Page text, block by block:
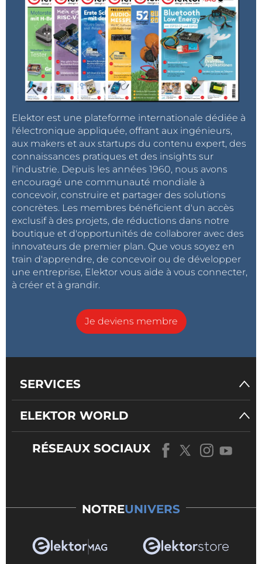
Elektor est une plateforme internationale dédiée à
l'électronique appliquée, offrant aux ingénieurs,
aux makers et aux startups du contenu expert, des
connaissances pratiques et des insights sur
l'industrie. Depuis les années 1960, nous avons
encouragé une communauté mondiale à
concevoir, construire et partager des solutions
concrètes. Les membres bénéficient d'un accès
exclusif à des projets, de réductions dans notre
boutique et d'opportunités de collaborer avec des
innovateurs de premier plan. Que vous soyez en
train d'apprendre, de concevoir ou de développer
une entreprise, Elektor vous aide à vous connecter,
à créer et à grandir.
Je deviens membre
SERVICES
ELEKTOR WORLD
RÉSEAUX SOCIAUX
NOTREUNIVERS